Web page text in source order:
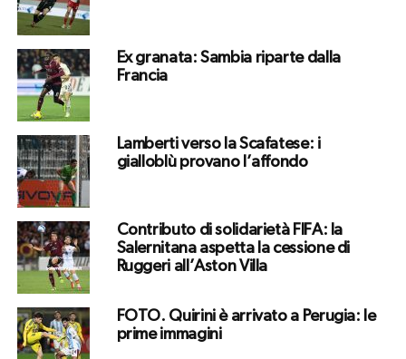
Ex granata: Sambia riparte dalla
Francia
Lamberti verso la Scafatese: i
gialloblù provano l’affondo
Contributo di solidarietà FIFA: la
Salernitana aspetta la cessione di
Ruggeri all’Aston Villa
FOTO. Quirini è arrivato a Perugia: le
prime immagini